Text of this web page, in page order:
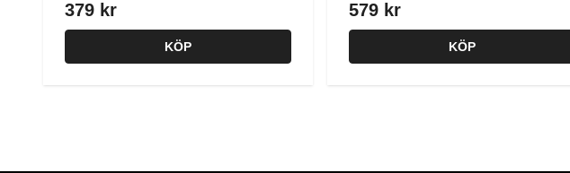
379 kr
KÖP
579 kr
KÖP